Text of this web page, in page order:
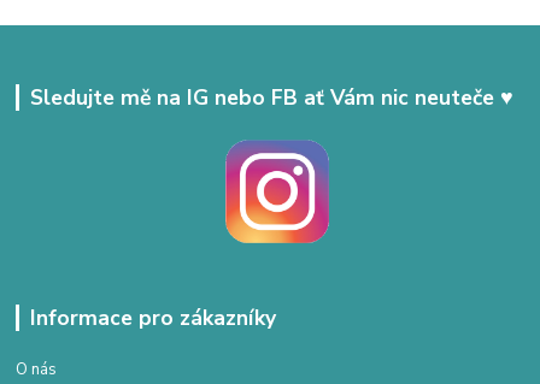
Sledujte mě na IG nebo FB ať Vám nic neuteče ♥
Informace pro zákazníky
O nás